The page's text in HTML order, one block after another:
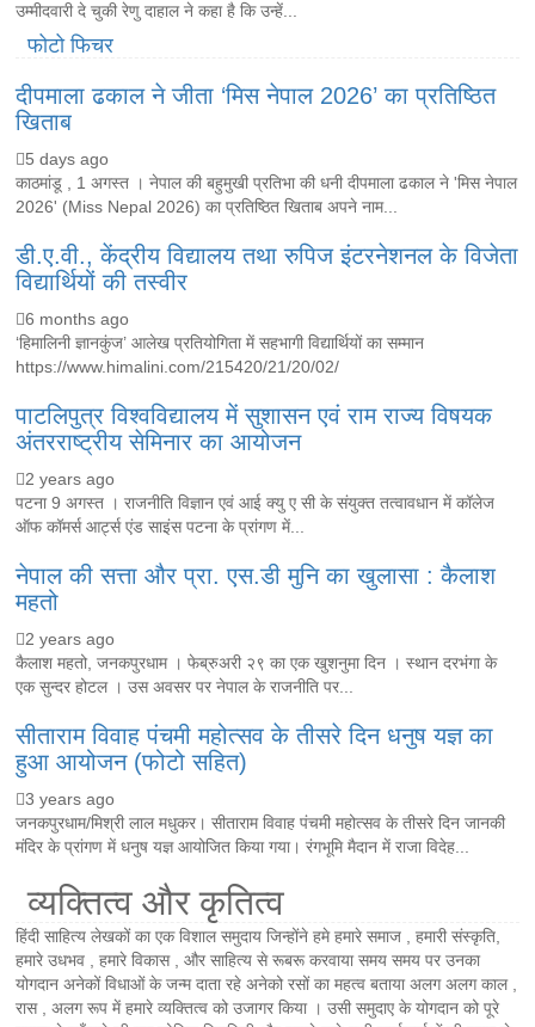
उम्मीदवारी दे चुकी रेणु दाहाल ने कहा है कि उन्हें...
फोटो फिचर
दीपमाला ढकाल ने जीता ‘मिस नेपाल 2026’ का प्रतिष्ठित
खिताब
5 days ago
काठमांडू , 1 अगस्त । नेपाल की बहुमुखी प्रतिभा की धनी दीपमाला ढकाल ने 'मिस नेपाल
2026' (Miss Nepal 2026) का प्रतिष्ठित खिताब अपने नाम...
डी.ए.वी., केंद्रीय विद्यालय तथा रुपिज इंटरनेशनल के विजेता
विद्यार्थियों की तस्वीर
6 months ago
‘हिमालिनी ज्ञानकुंज’ आलेख प्रतियोगिता में सहभागी विद्यार्थियों का सम्मान
https://www.himalini.com/215420/21/20/02/
पाटलिपुत्र विश्वविद्यालय में सुशासन एवं राम राज्य विषयक
अंतरराष्ट्रीय सेमिनार का आयोजन
2 years ago
पटना 9 अगस्त । राजनीति विज्ञान एवं आई क्यु ए सी के संयुक्त तत्वावधान में कॉलेज
ऑफ कॉमर्स आर्ट्स एंड साइंस पटना के प्रांगण में...
नेपाल की सत्ता और प्रा. एस.डी मुनि का खुलासा : कैलाश
महतो
2 years ago
कैलाश महतो, जनकपुरधाम । फेब्रुअरी २९ का एक खुशनुमा दिन । स्थान दरभंगा के
एक सुन्दर होटल । उस अवसर पर नेपाल के राजनीति पर...
सीताराम विवाह पंचमी महोत्सव के तीसरे दिन धनुष यज्ञ का
हुआ आयोजन (फोटो सहित)
3 years ago
जनकपुरधाम/मिश्री लाल मधुकर। सीताराम विवाह पंचमी महोत्सव के तीसरे दिन जानकी
मंदिर के प्रांगण में धनुष यज्ञ आयोजित किया गया। रंगभूमि मैदान में राजा विदेह...
व्यक्तित्व और कृतित्व
हिंदी साहित्य लेखकों का एक विशाल समुदाय जिन्होंने हमे हमारे समाज , हमारी संस्कृति,
हमारे उधभव , हमारे विकास , और साहित्य से रूबरू करवाया समय समय पर उनका
योगदान अनेकों विधाओं के जन्म दाता रहे अनेको रसों का महत्व बताया अलग अलग काल ,
रास , अलग रूप में हमारे व्यक्तित्व को उजागर किया । उसी समुदाए के योगदान को पूरे